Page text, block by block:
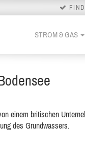
STROM & GAS
einem britischen
des Grundwassers.